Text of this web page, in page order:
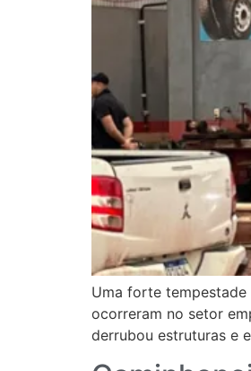
Uma forte
ocorreram no setor
derrubou estruturas e